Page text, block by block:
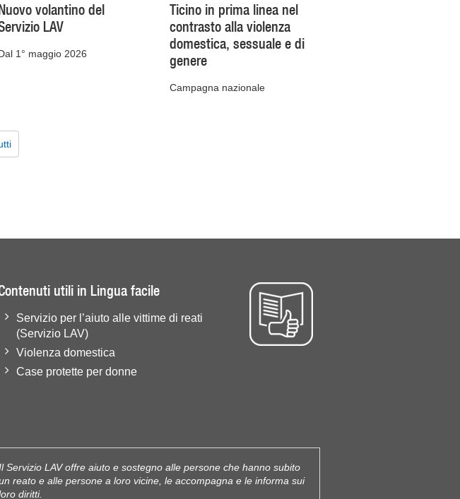
volantino del
LAV
1° maggio 2026
Ticino in prima linea nel
contrasto alla violenza
domestica, sessuale e di
genere
Campagna nazionale
utili in Lingua facile
Servizio per l’aiuto alle vittime di reati
(Servizio LAV)
Violenza domestica
Case protette per donne
Servizio LAV offre aiuto e sostegno alle persone che hanno subito
reato e alle persone a loro vicine, le accompagna e le informa sui
diritti.